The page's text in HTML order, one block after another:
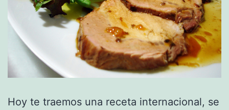
Hoy te traemos una receta internacional, se